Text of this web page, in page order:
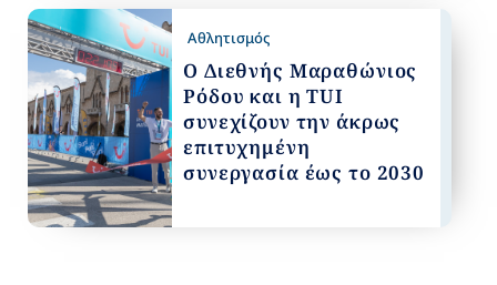
Αθλητισμός
Ο Διεθνής Μαραθώνιος
Ρόδου και η TUI
συνεχίζουν την άκρως
επιτυχημένη
συνεργασία έως το 2030